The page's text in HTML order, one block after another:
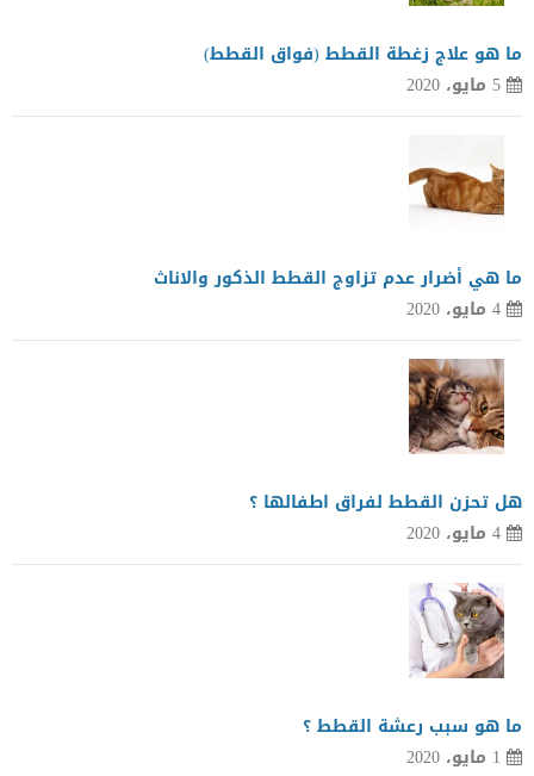
ما هو علاج زغطة القطط (فواق القطط)
5 مايو، 2020
ما هي أضرار عدم تزاوج القطط الذكور والاناث
4 مايو، 2020
هل تحزن القطط لفراق اطفالها ؟
4 مايو، 2020
ما هو سبب رعشة القطط ؟
1 مايو، 2020